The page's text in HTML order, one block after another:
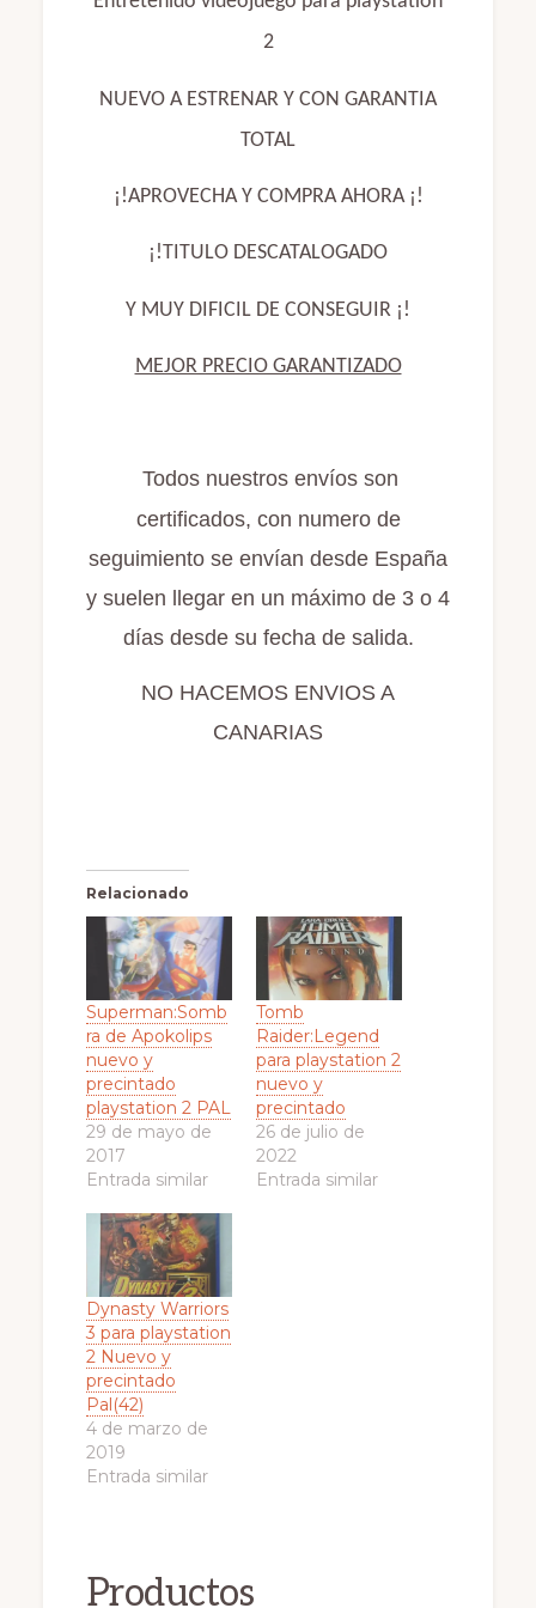
2
NUEVO A ESTRENAR Y CON GARANTIA
TOTAL
¡!APROVECHA Y COMPRA AHORA ¡!
¡!TITULO DESCATALOGADO
Y MUY DIFICIL DE CONSEGUIR ¡!
MEJOR PRECIO GARANTIZADO
Todos nuestros envíos son
certificados, con numero de
seguimiento se envían desde España
y suelen llegar en un máximo de 3 o 4
días desde su fecha de salida.
NO HACEMOS ENVIOS A
CANARIAS
Relacionado
Superman:Somb
ra de Apokolips
nuevo y
precintado
playstation 2 PAL
29 de mayo de
2017
Entrada similar
Tomb
Raider:Legend
para playstation 2
nuevo y
precintado
26 de julio de
2022
Entrada similar
Dynasty Warriors
3 para playstation
2 Nuevo y
precintado
Pal(42)
4 de marzo de
2019
Entrada similar
Productos